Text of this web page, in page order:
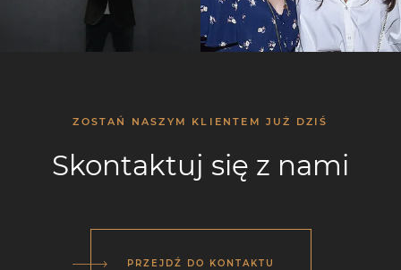
ZOSTAŃ NASZYM KLIENTEM JUŻ DZIŚ
Skontaktuj się z nami
PRZEJDŹ DO KONTAKTU